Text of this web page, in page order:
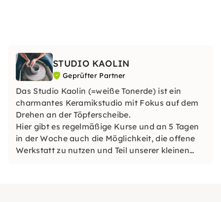
STUDIO KAOLIN
Geprüfter Partner
Das Studio Kaolin (=weiße Tonerde) ist ein
charmantes Keramikstudio mit Fokus auf dem
Drehen an der Töpferscheibe.
Hier gibt es regelmäßige Kurse und an 5 Tagen
in der Woche auch die Möglichkeit, die offene
Werkstatt zu nutzen und Teil unserer kleinen